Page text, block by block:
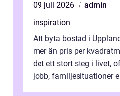
09 juli 2026
admin
inspiration
Att byta bostad i
mer än pris per
det ett stort steg i livet,
jobb, familjesituationer